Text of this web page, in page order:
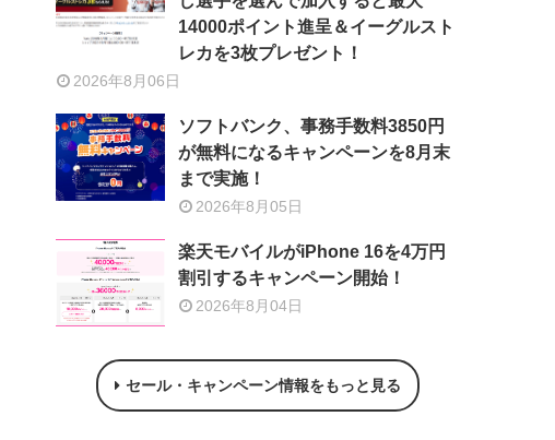
14000ポイント進呈＆イーグルスト
レカを3枚プレゼント！
2026年8月06日
ソフトバンク、事務手数料3850円
が無料になるキャンペーンを8月末
まで実施！
2026年8月05日
楽天モバイルがiPhone 16を4万円
割引するキャンペーン開始！
2026年8月04日
セール・キャンペーン情報をもっと見る